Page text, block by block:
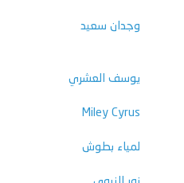
وجدان سعيد
يوسف العشري
Miley Cyrus
لمياء بطوش